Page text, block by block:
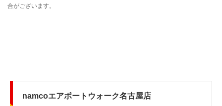
namcoエアポートウォーク名古屋店